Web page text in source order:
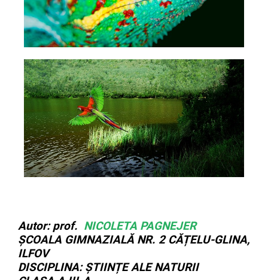
Autor: prof. NICOLETA PAGNEJER
ȘCOALA GIMNAZIALĂ NR. 2 CĂȚELU-GLINA,
ILFOV
DISCIPLINA: ȘTIINȚE ALE NATURII